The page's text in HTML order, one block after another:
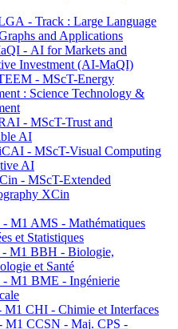
- Track : Large Language
and Applications
- AI for Markets and
Investment (AI-MaQI)
- MScT-Energy
: Science Technology &
- MScT-Trust and
AI
- MScT-Visual Computing
AI
- MScT-Extended
XCin
M1 AMS - Mathématiques
et Statistiques
M1 BBH - Biologie,
et Santé
M1 BME - Ingénierie
CHI - Chimie et Interfaces
M1 CCSN - Maj. CPS -